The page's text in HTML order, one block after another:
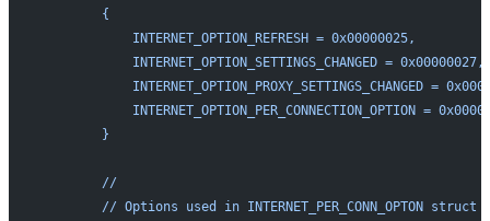
        {
            INTERNET_OPTION_REFRESH = 0x00000025,
            INTERNET_OPTION_SETTINGS_CHANGED = 0x00000027,
INTERNET_OPTION_PROXY_SETTINGS_CHANGED =
INTERNET_OPTION_PER_CONNECTION_OPTION =
        }
        //
        // Options used in INTERNET_PER_CONN_OPTON struct